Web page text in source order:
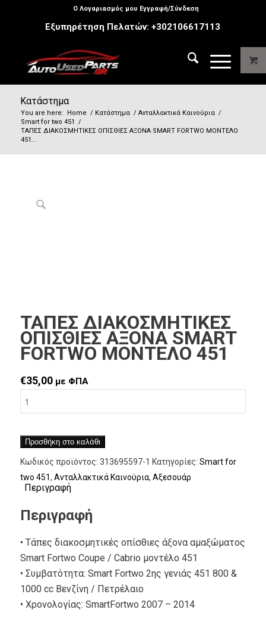
Ο Λογαριασμός μου Εγγραφή/Σύνδεση
Εξυπηρέτηση Πελατών:+302106617113
Κατάστημα
You are here: Home / Κατάστημα / Ανταλλακτικά Καινούρια /
Smart for two 451
/
ΤΑΠΕΣ ΔΙΑΚΟΣΜΗΤΙΚΕΣ ΟΠΙΣΘΙΕΣ ΑΞΟΝΑ SMART FORTWO ΜΟΝΤΕΛΟ
451...
ΤΑΠΕΣ ΔΙΑΚΟΣΜΗΤΙΚΕΣ
ΟΠΙΣΘΙΕΣ ΑΞΟΝΑ SMART
FORTWO ΜΟΝΤΕΛΟ 451
€35,00 με ΦΠΑ
Προσθήκη στο καλάθι
Κωδικός προϊόντος: 313695597-1 Κατηγορίες: Smart for
two 451, Ανταλλακτικά Καινούρια, Αξεσουάρ
Περιγραφή
Περιγραφή
• Τάπες διακοσμητικές οπίσθιες άξονα αμαξώματος
Smart Fortwo Coupe / Cabrio μοντέλο 451
• Συμβατότητα: Smart Fortwo 2ης γενιάς 451 800 &
1000 cc Βενζίνη / Πετρέλαιο
• Xρονολογίας: SmartFortwo 2007 – 2014